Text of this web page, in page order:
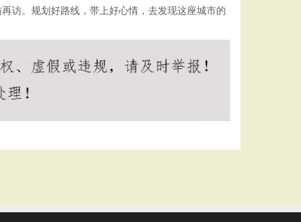
访。规划好路线，带上好心情，去发现这座城市的